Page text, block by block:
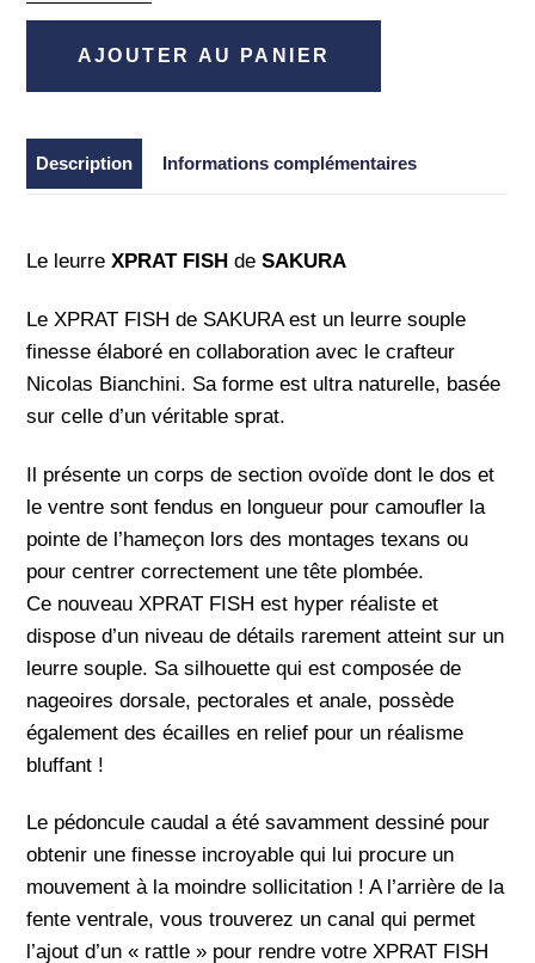
Xprat
11,5cm
Sakura
AJOUTER AU PANIER
Description Informations complémentaires
Le leurreXPRAT FISHde SAKURA
Le XPRAT FISH de SAKURA est un leurre souple
finesse élaboré en collaboration avec le crafteur
Nicolas Bianchini. Sa forme est ultra naturelle, basée
sur celle d’un véritable sprat.
Il présente un corps de section ovoïde dont le dos et
le ventre sont fendus en longueur pour camoufler la
pointe de l’hameçon lors des montages texans ou
pour centrer correctement une tête plombée.
Ce nouveau XPRAT FISH est hyper réaliste et
dispose d’un niveau de détails rarement atteint sur un
leurre souple. Sa silhouette qui est composée de
nageoires dorsale, pectorales et anale, possède
également des écailles en relief pour un réalisme
bluffant !
Le pédoncule caudal a été savamment dessiné pour
obtenir une finesse incroyable qui lui procure un
mouvement à la moindre sollicitation ! A l’arrière de la
fente ventrale, vous trouverez un canal qui permet
l’ajout d’un « rattle » pour rendre votre XPRAT FISH